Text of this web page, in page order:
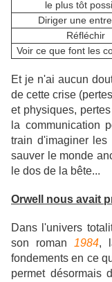
le plus tôt
Diriger une
Réfléchir
Voir ce que font les
Et je n'ai aucun
de cette crise
et physiques,
la communication
train d'imaginer
sauver le monde
le dos de la bête...
Orwell nous avait
Dans l'univers
son roman 1984,
fondements en ce
permet désormais